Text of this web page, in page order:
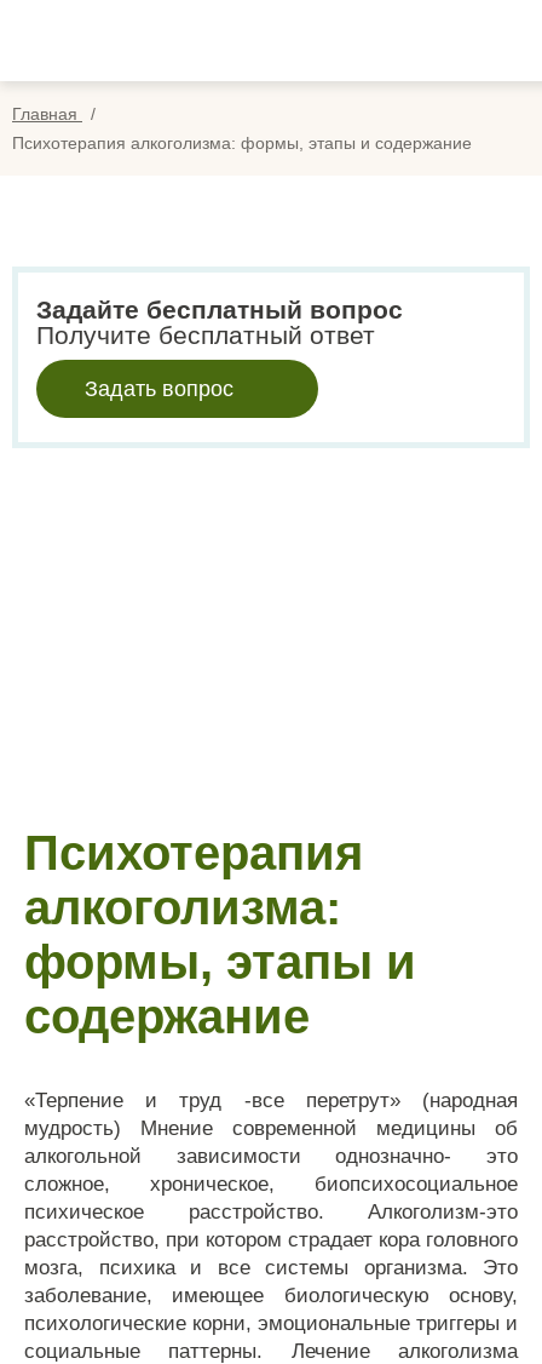
Оплата
Главная
Психотерапия алкоголизма: формы, этапы и содержание
Задайте бесплатный вопрос
Получите бесплатный ответ
Задать вопрос
Психотерапия
алкоголизма:
формы, этапы и
содержание
«Терпение и труд -все перетрут» (народная
мудрость) Мнение современной медицины об
алкогольной зависимости однозначно- это
сложное, хроническое, биопсихосоциальное
психическое расстройство. Алкоголизм-это
расстройство, при котором страдает кора головного
мозга, психика и все системы организма. Это
заболевание, имеющее биологическую основу,
психологические корни, эмоциональные триггеры и
социальные паттерны. Лечение алкоголизма